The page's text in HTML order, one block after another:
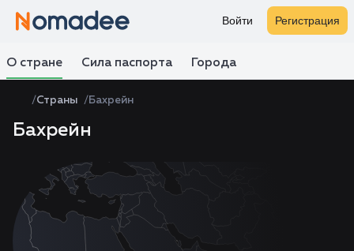
Войти Регистрация
О стране Сила паспорта Города
Страны Бахрейн
Бахрейн
changed
to